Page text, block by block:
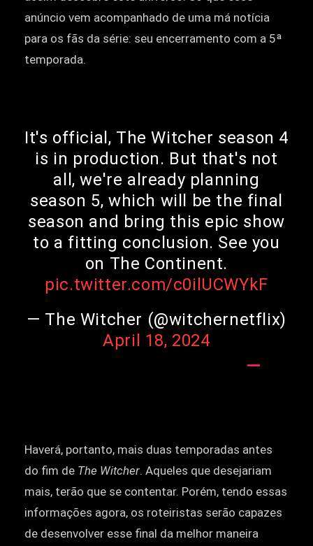
anúncio vem acompanhado de uma má notícia
para os fãs da série: seu encerramento com a 5ª
temporada.
It's official, The Witcher season 4
is in production. But that's not
all, we're already planning
season 5, which will be the final
season and bring this epic show
to a fitting conclusion. See you
on The Continent.
pic.twitter.com/c0ilUCWYkF
— The Witcher (@witchernetflix)
April 18, 2024
Haverá, portanto, mais duas temporadas antes
do fim de The Witcher. Aqueles que desejariam
mais, terão que se contentar. Porém, tendo essas
informações agora, os roteiristas serão capazes
de desenvolver esse final da melhor maneira